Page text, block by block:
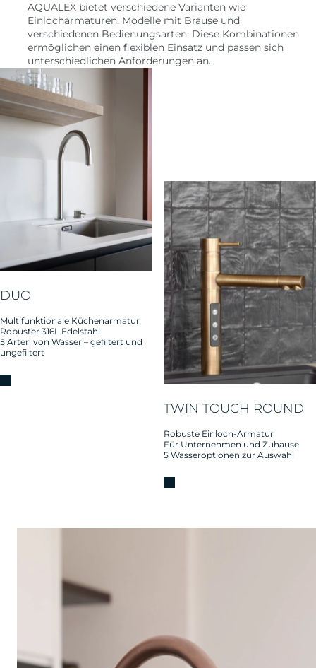
AQUALEX bietet verschiedene Varianten wie
Einlocharmaturen, Modelle mit Brause und
verschiedenen Bedienungsarten. Diese Kombinationen
ermöglichen einen flexiblen Einsatz und passen sich
unterschiedlichen Anforderungen an.
DUO
Multifunktionale Küchenarmatur
Robuster 316L Edelstahl
5 Arten von Wasser – gefiltert und
ungefiltert
TWIN TOUCH ROUND
Robuste Einloch-Armatur
Für Unternehmen und Zuhause
5 Wasseroptionen zur Auswahl